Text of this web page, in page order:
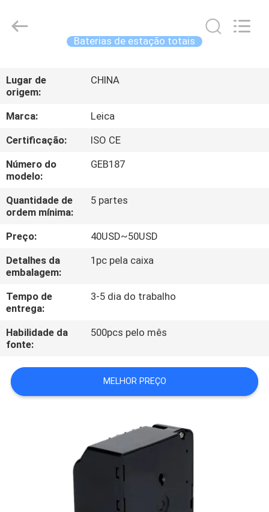
PRODUTOS
SOBRE
NÓS
EXCURSÃO
DA
FÁBRICA
CONTROLE
DA
QUALIDADE
NOS
CITAÇÕES
Survey
Instrument
Baterias de estação totais
Lugar de
origem:
CHINA
Marca:
Leica
Certificação:
ISO CE
Número do
modelo:
GEB187
Quantidade de
ordem mínima:
5 partes
Preço:
40USD~50USD
Detalhes da
embalagem:
1pc pela caixa
Tempo de
entrega:
3-5 dia do trabalho
Habilidade da
fonte:
500pcs pelo mês
MELHOR PREÇO